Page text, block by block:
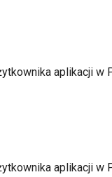
aplikacji w
aplikacji w